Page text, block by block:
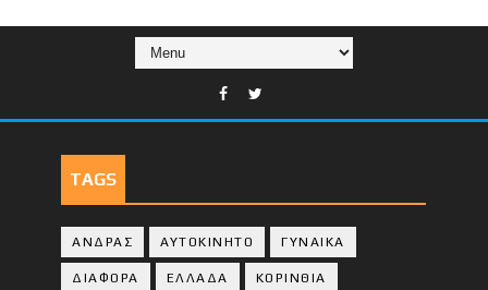
TAGS
ΑΝΔΡΑΣ ΑΥΤΟΚΙΝΗΤΟ ΓΥΝΑΙΚΑ
ΔΙΑΦΟΡΑ ΕΛΛΑΔΑ ΚΟΡΙΝΘΙΑ